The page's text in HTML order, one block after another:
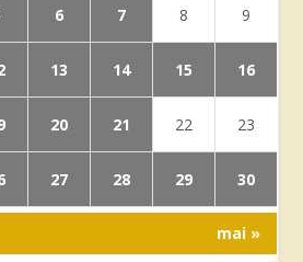
6 7 8 9
13 14 15 16
20 21 22 23
27 28 29 30
mai »